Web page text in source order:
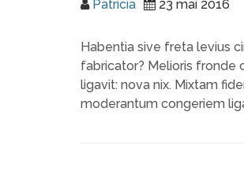
Patricia 23 mai 2016
Habentia sive freta levius
fabricator? Melioris fronde
ligavit: nova nix. Mixtam
moderantum congeriem